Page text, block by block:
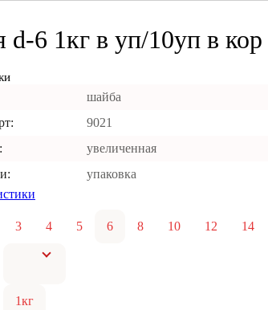
6 1кг в уп/10уп в кор
шайба
9021
увеличенная
упаковка
3 4 5 6 8 10 12 14
1кг